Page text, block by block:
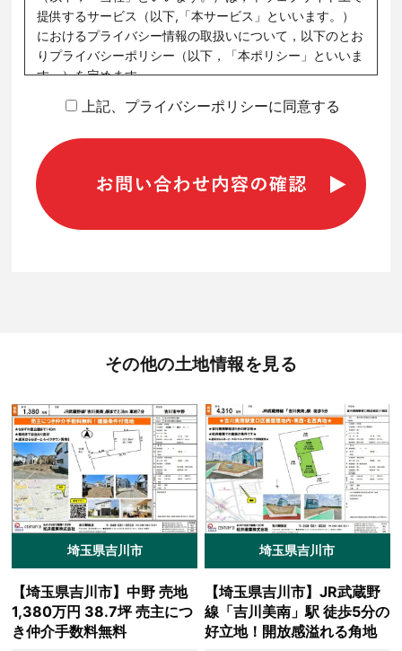
提供するサービス（以下,「本サービス」といいます。）
におけるプライバシー情報の取扱いについて，以下のとお
りプライバシーポリシー（以下，「本ポリシー」といいま
す。）を定めます。
プライバシー情報のうち「個人情報」とは，個人情報保護
法にいう「個人情報」を指すものとし，生存する個人に関
する情報であって，当該情報に含まれる氏名，生年月日，
住所，電話番号，連絡先その他の記述等により特定の個人
ード，ご利用日時，ご利用の方法，ご利用環境，郵便番号
や性別，職業，年齢，ユーザーのIPアドレス，クッキー情
第２条（プライバシー情報の収集方法）
当社は，ユーザーが利用登録をする際に氏名，生年月日，
住所，電話番号，メールアドレス，銀行口座番号，クレジ
ットカード番号，運転免許証番号などの個人情報をお尋ね
することがあります。また，ユーザーと提携先などとの間
でなされたユーザーの個人情報を含む取引記録や，決済に
関する情報を当社の提携先（情報提供元，広告主，広告配
信先などを含みます。以下，｢提携先｣といいます。）など
から収集することがあります。
上記、プライバシーポリシーに同意する
その他の土地情報を見る
埼玉県吉川市
【埼玉県吉川市】中野 売地
1,380万円 38.7坪 売主につ
き仲介手数料無料
埼玉県吉川市
【埼玉県吉川市】JR武蔵野
線「吉川美南」駅 徒歩5分の
好立地！開放感溢れる角地